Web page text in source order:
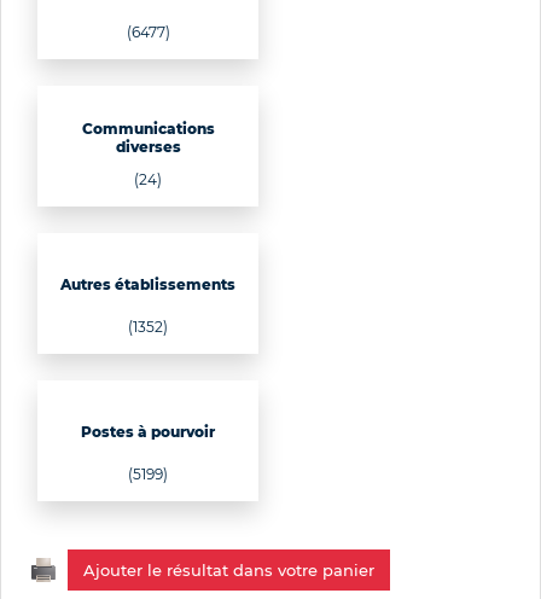
(6477)
Communications
diverses
(24)
Autres établissements
(1352)
Postes à pourvoir
(5199)
Ajouter le résultat dans votre panier